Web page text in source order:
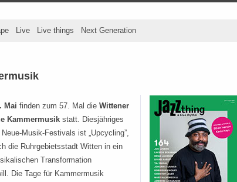
Live Live things Next Generation
Mai finden zum 57. Mal die Wittener
Kammermusik statt. Diesjähriges
Musik-Festivals ist „Upcycling”,
die Ruhrgebietsstadt Witten in ein
Transformation
Die Tage für Kammermusik